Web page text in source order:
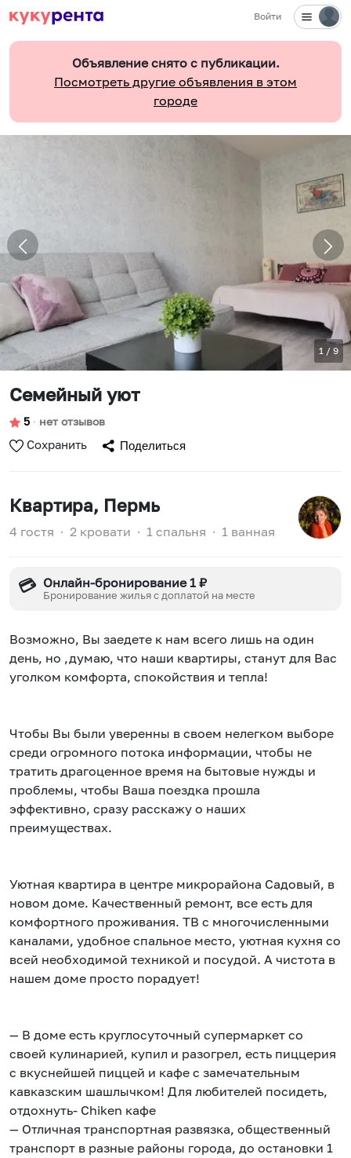
Войти
Объявление снято с публикации.
Посмотреть другие объявления в этом
городе
1 / 9
Семейный уют
5 ∙ нет отзывов
Сохранить Поделиться
Квартира, Пермь
4 гостя ∙ 2 кровати ∙ 1 спальня ∙ 1 ванная
💳 Онлайн-бронирование 1 ₽
Бронирование жилья с доплатой на месте
Возможно, Вы заедете к нам всего лишь на один
день, но ,думаю, что наши квартиры, станут для Вас
уголком комфорта, спокойствия и тепла!
Чтобы Вы были уверенны в своем нелегком выборе
среди огромного потока информации, чтобы не
тратить драгоценное время на бытовые нужды и
проблемы, чтобы Ваша поездка прошла
эффективно, сразу расскажу о наших
преимуществах.
Уютная квартира в центре микрорайона Садовый, в
новом доме. Качественный ремонт, все есть для
комфортного проживания. ТВ с многочисленными
каналами, удобное спальное место, уютная кухня со
всей необходимой техникой и посудой. А чистота в
нашем доме просто порадует!
— В доме есть круглосуточный супермаркет со
своей кулинарией, купил и разогрел, есть пиццерия
с вкуснейшей пиццей и кафе с замечательным
кавказским шашлычком! Для любителей посидеть,
отдохнуть- Chiken кафе
— Отличная транспортная развязка, общественный
транспорт в разные районы города, до остановки 1